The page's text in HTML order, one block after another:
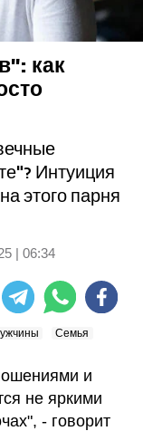
как
Интуиция
этого парня
| 06:34
Семья
и
не яркими
- говорит